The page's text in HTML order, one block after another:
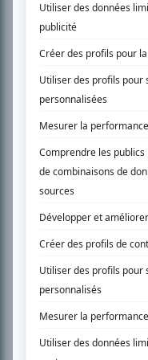
SUR LE RÉSEAU BIZZ MÉDIA
Accueil
Liste des oeuvres
Liste des comédiens
Recherche avancée
À propos
Nous contacter
Termes et conditions
Politique de confidentialité